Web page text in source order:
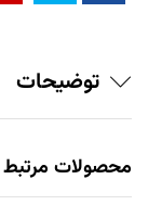
توضیحات
محصولات مرتبط